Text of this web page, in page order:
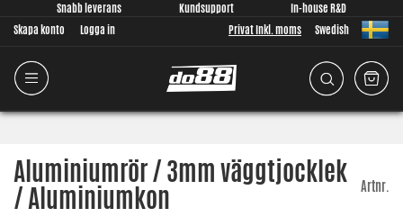
Snabb leverans Kundsupport
In-house R&D
Skapa konto
Logga in Privat Inkl. moms Swedish
Aluminiumrör / 3mm väggtjocklek
/ Aluminiumkon Artnr.